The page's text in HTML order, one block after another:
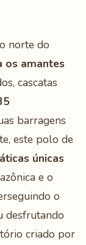
norte do
os amantes
cascatas
barragens
este polo de
únicas
e o
o
desfrutando
criado por